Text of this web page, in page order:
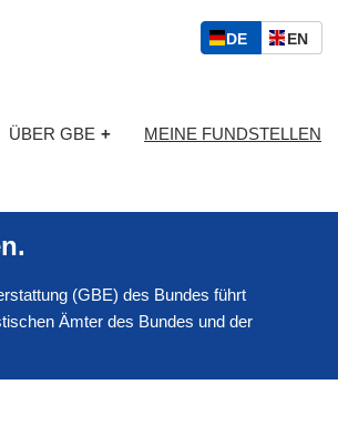
S
p
c
h
l
DED
S
ENE
I
H
ÜBER GBE + MEINE FUNDSTELLEN
(GBE) des Bundes führt
Ämter des Bundes und der